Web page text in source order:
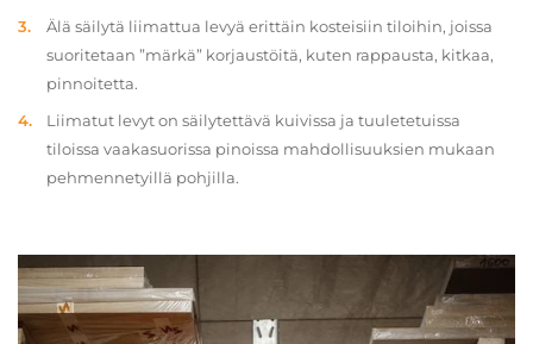
Älä säilytä liimattua levyä erittäin kosteisiin tiloihin, joissa
suoritetaan ”märkä” korjaustöitä, kuten rappausta, kitkaa,
pinnoitetta.
Liimatut levyt on säilytettävä kuivissa ja tuuletetuissa
tiloissa vaakasuorissa pinoissa mahdollisuuksien mukaan
pehmennetyillä pohjilla.